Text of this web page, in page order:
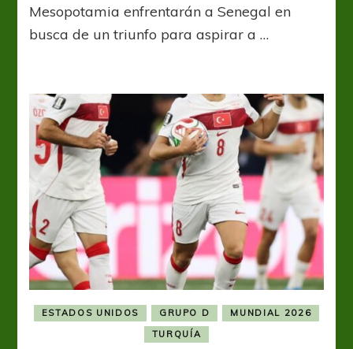
por
milagro
Mesopotamia enfrentarán a Senegal en
busca de un triunfo para aspirar a …
ESTADOS UNIDOS GRUPO D
MUNDIAL 2026
TURQUÍA